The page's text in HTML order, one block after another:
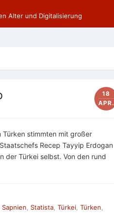
Alter und Digitalisierung
18
APR.
Türken stimmten mit großer
Recep Tayyip Erdogan
der Türkei selbst. Von den rund
Sapnien, Statista, Türkei, Türken,